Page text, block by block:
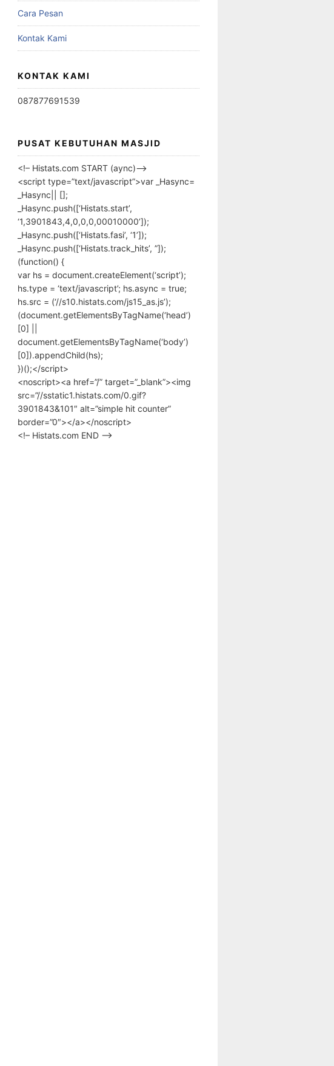
Cara Pesan
Kontak Kami
KONTAK KAMI
087877691539
PUSAT KEBUTUHAN MASJID
<!– Histats.com START (aync)–>
<script type=”text/javascript”>var _Hasync=
_Hasync|| [];
_Hasync.push([‘Histats.start’,
‘1,3901843,4,0,0,0,00010000’]);
_Hasync.push([‘Histats.fasi’, ‘1’]);
_Hasync.push([‘Histats.track_hits’, ”]);
(function() {
var hs = document.createElement(‘script’);
hs.type = ‘text/javascript’; hs.async = true;
hs.src = (‘//s10.histats.com/js15_as.js’);
(document.getElementsByTagName(‘head’)
[0] ||
document.getElementsByTagName(‘body’)
[0]).appendChild(hs);
})();</script>
<noscript><a href=”/” target=”_blank”><img
src=”//sstatic1.histats.com/0.gif?
3901843&101″ alt=”simple hit counter”
border=”0″></a></noscript>
<!– Histats.com END –>